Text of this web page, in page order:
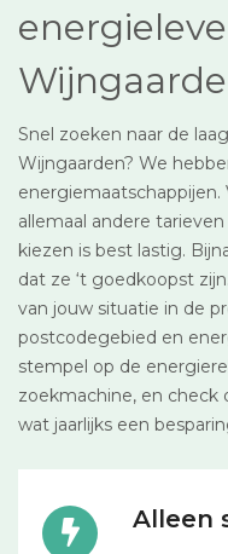
Snel zoeken naar de
Wijngaarden? We
allemaal andere
kiezen is best lastig.
dat ze ‘t goedkoopst
van jouw situatie in de
postcodegebied en
stempel op de
zoekmachine, en
wat jaarlijks een
Alleen